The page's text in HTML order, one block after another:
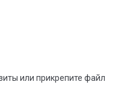
или прикрепите файл